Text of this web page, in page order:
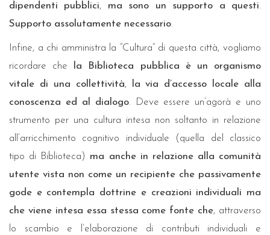
dipendenti pubblici, ma sono un supporto a questi.
Supporto assolutamente necessario.
Infine, a chi amministra la “Cultura” di questa città, vogliamo
ricordare che
la Biblioteca pubblica è un organismo
vitale di una collettività,
la via d’accesso locale alla
conoscenza ed al dialogo. Deve essere un’agorà e uno
strumento per una cultura intesa non soltanto in relazione
all’arricchimento cognitivo individuale (quella del classico
tipo di Biblioteca) ma anche in relazione alla comunità
utente vista non come un recipiente che passivamente
gode e contempla dottrine e creazioni individuali ma
che viene intesa essa stessa come fonte che, attraverso
lo scambio e l’elaborazione di contributi individuali e